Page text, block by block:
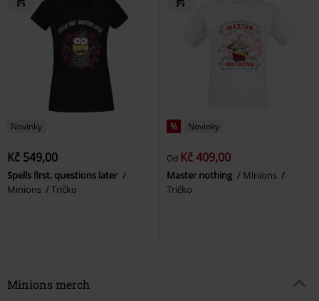
Novinky
Kč 549,00
Spells first, questions later
Minions
Tričko
% Novinky
Od Kč 409,00
Master nothing
Minions
Tričko
Minions merch